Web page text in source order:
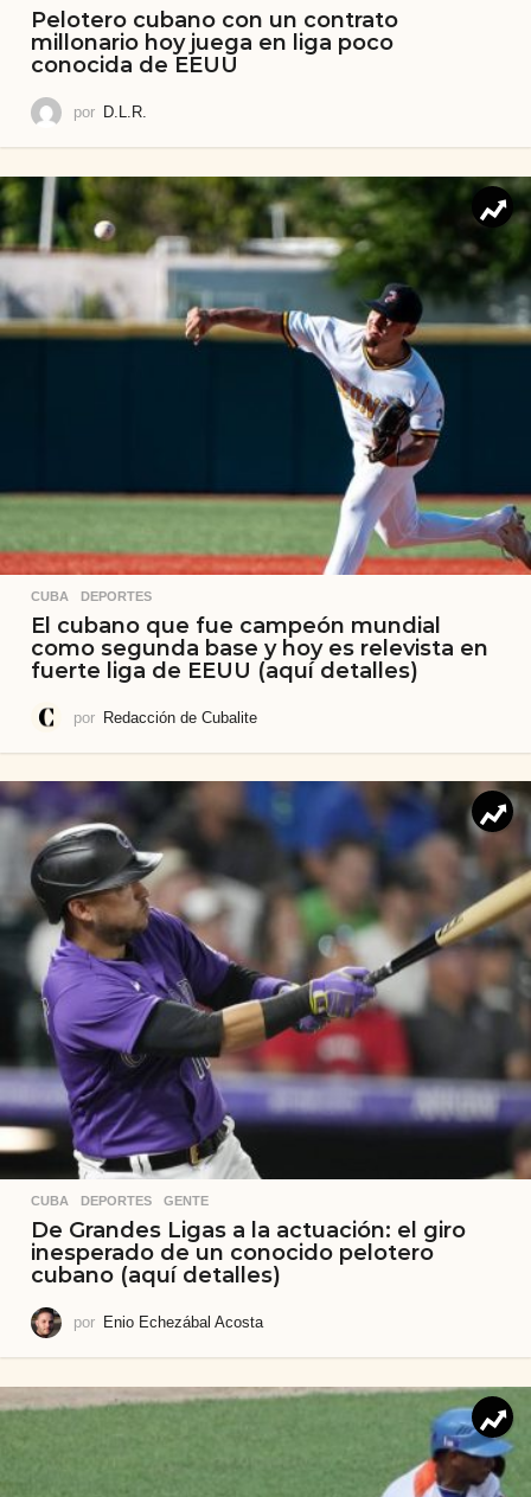
Pelotero cubano con un contrato
millonario hoy juega en liga poco
conocida de EEUU
por D.L.R.
CUBA ,DEPORTES
El cubano que fue campeón mundial
como segunda base y hoy es relevista en
fuerte liga de EEUU (aquí detalles)
por Redacción de Cubalite
CUBA ,DEPORTES ,GENTE
De Grandes Ligas a la actuación: el giro
inesperado de un conocido pelotero
cubano (aquí detalles)
por Enio Echezábal Acosta